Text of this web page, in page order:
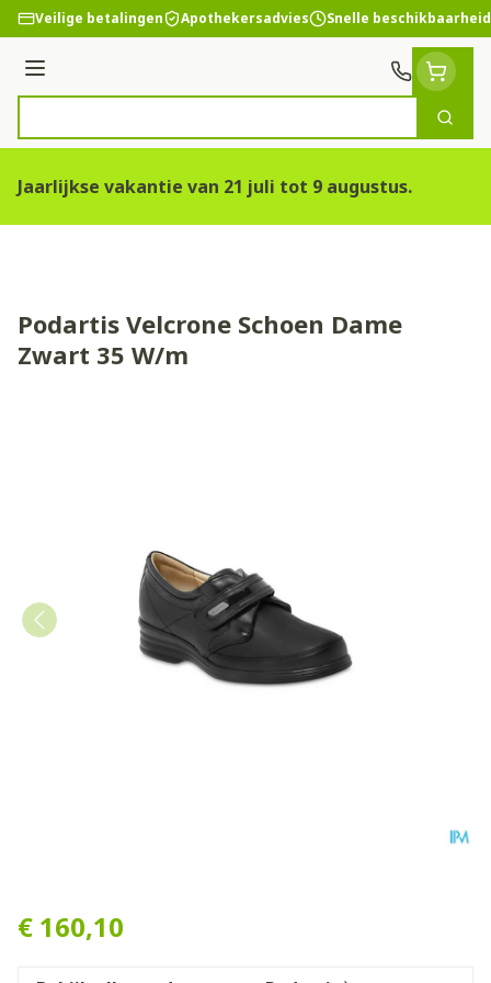
Ga naar de inhoud
Veilige betalingen Apothekersadvies Snelle beschikbaarheid
Menu
Zoek
Jaarlijkse vakantie van 21 juli tot 9 augustus.
Podartis Velcrone Schoen Dame
Zwart 35 W/m
€ 160,10